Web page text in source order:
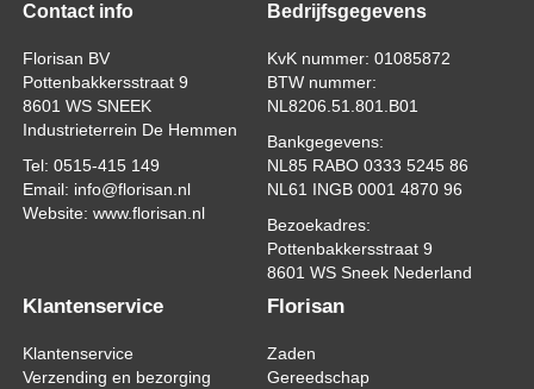
Contact info
Florisan BV
Pottenbakkersstraat 9
8601 WS SNEEK
Industrieterrein De Hemmen
Tel: 0515-415 149
Email: info@florisan.nl
Website: www.florisan.nl
Bedrijfsgegevens
KvK nummer: 01085872
BTW nummer:
NL8206.51.801.B01
Bankgegevens:
NL85 RABO 0333 5245 86
NL61 INGB 0001 4870 96
Bezoekadres:
Pottenbakkersstraat 9
8601 WS Sneek Nederland
Klantenservice
Klantenservice
Verzending en bezorging
Florisan
Zaden
Gereedschap